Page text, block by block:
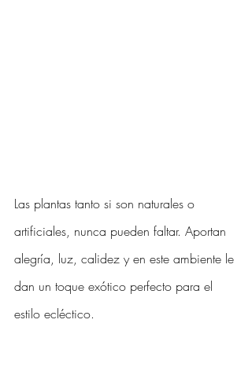
Las plantas tanto si son naturales o
artificiales, nunca pueden faltar. Aportan
alegría, luz, calidez y en este ambiente le
dan un toque exótico perfecto para el
estilo ecléctico.